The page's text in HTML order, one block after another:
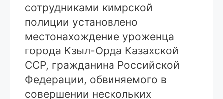
сотрудниками кимрской
полиции установлено
местонахождение уроженца
города Кзыл-Орда Казахской
ССР, гражданина Российской
Федерации, обвиняемого в
совершении нескольких